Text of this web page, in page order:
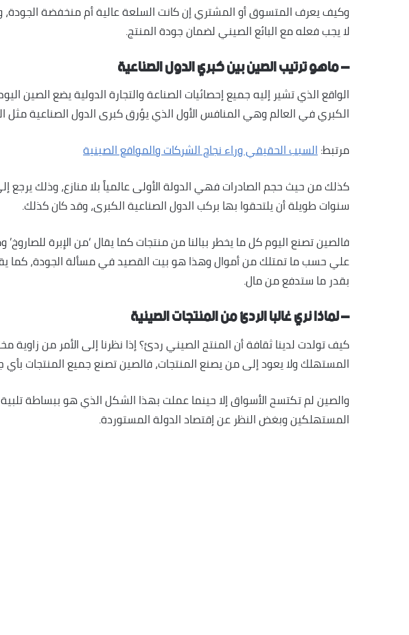
وكيف يعرف المتسوق أو المشتري إن كانت السلعة عالية أم منخفضة الجودة،
لا يجب فعله مع البائع الصيني لضمان جودة المنتج.
– ماهو ترتيب الصين بين كبري الدول الصناعية
الواقع الذي تشير إليه جميع إحصائيات الصناعة والتجارة الدولية يضع الصين
الكبري في العالم وهي المنافس الأول الذي يؤرق كبرى الدول الصناعية مثل
مرتبط:السبب الحقيقي وراء نجاح الشركات والمواقع الصينية
كذلك من حيث حجم الصادرات فهي الدولة الأولى عالمياً بلا منازع، وذلك يرجع
سنوات طويلة أن يلتحقوا بها بركب الدول الصناعية الكبرى، وقد كان كذلك.
فالصين تصنع اليوم كل ما يخطر ببالنا من منتجات كما يقال ‘من الإبرة
علي حسب ما تمتلك من أموال وهذا هو بيت القصيد في مسألة الجودة، كما
بقدر ما ستدفع من مال.
– لماذا نري غالبا الردئ من المنتجات الصينية
كيف تولدت لدينا ثقافة أن المنتج الصيني ردئ؟ إذا نظرنا إلى الأمر من
المستهلك ولا يعود إلى من يصنع المنتجات، فالصين تصنع جميع المنتجات
والصين لم تكتسح الأسواق إلا حينما عملت بهذا الشكل الذي هو ببساطة
المستهلكين وبغض النظر عن إقتصاد الدولة المستوردة.